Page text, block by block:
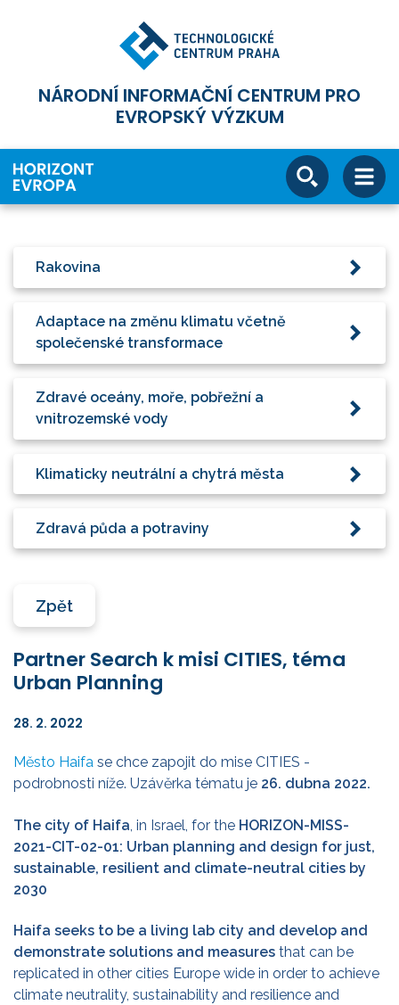
NÁRODNÍ INFORMAČNÍ CENTRUM PRO
EVROPSKÝ VÝZKUM
Rakovina
Adaptace na změnu klimatu včetně
společenské transformace
Zdravé oceány, moře, pobřežní a
vnitrozemské vody
Klimaticky neutrální a chytrá města
Zdravá půda a potraviny
Zpět
Partner Search k misi CITIES, téma
Urban Planning
28. 2. 2022
Město Haifa se chce zapojit do mise CITIES -
podrobnosti níže. Uzávěrka tématu je 26. dubna 2022.
The city of Haifa, in Israel, for the HORIZON-MISS-
2021-CIT-02-01: Urban planning and design for just,
sustainable, resilient and climate-neutral cities by
2030
Haifa seeks to be a living lab city and develop and
demonstrate solutions and measures that can be
replicated in other cities Europe wide in order to achieve
climate neutrality, sustainability and resilience and